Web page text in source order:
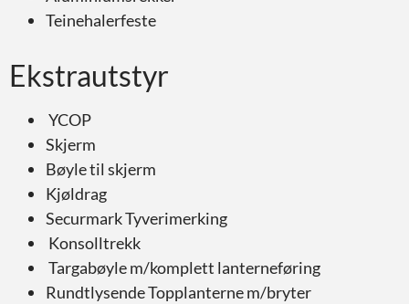
Teinehalerfeste
Ekstrautstyr
YCOP
Skjerm
Bøyle til skjerm
Kjøldrag
Securmark Tyverimerking
Konsolltrekk
Targabøyle m/komplett lanterneføring
Rundtlysende Topplanterne m/bryter